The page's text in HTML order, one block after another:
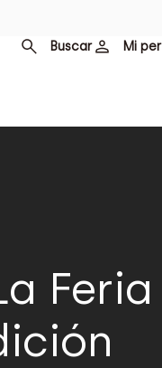
Buscar Mi
Feria